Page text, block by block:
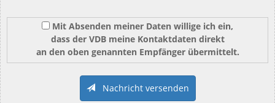
Mit Absenden meiner Daten willige ich ein,
dass der VDB meine Kontaktdaten direkt
an den oben genannten Empfänger übermittelt.
Nachricht versenden